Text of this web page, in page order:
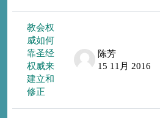
教会权
威如何
靠圣经
权威来
建立和
修正
陈芳
15 11月 2016